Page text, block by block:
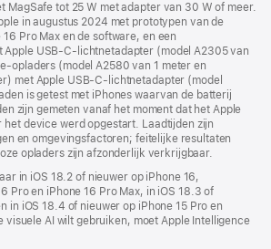
MagSafe tot 25 W met adapter van 30 W of meer.
in augustus 2024 met prototypen van de
Pro Max en de software, en een
Apple USB‑C-lichtnet­adapter (model A2305 van
(model A2580 van 1 meter en
met Apple USB‑C-lichtnet­adapter (model
is getest met iPhones waarvan de batterij
zijn gemeten vanaf het moment dat het Apple
het device werd opgestart. Laadtijden zijn
en omgevings­factoren; feitelijke resultaten
opladers zijn afzonderlijk verkrijgbaar.
in iOS 18.2 of nieuwer op iPhone 16,
Pro en iPhone 16 Pro Max, in iOS 18.3 of
in iOS 18.4 of nieuwer op iPhone 15 Pro en
visuele AI wilt gebruiken, moet Apple Intelligence